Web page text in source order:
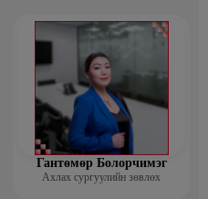
Гантөмөр Болорчимэг
Ахлах сургуулийн зөвлөх